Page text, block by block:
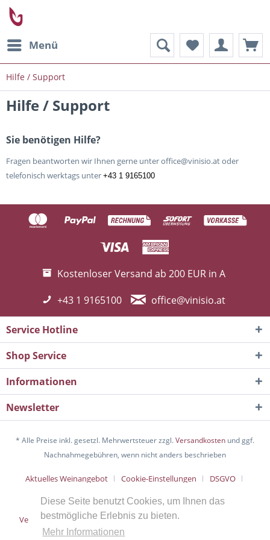
Diese Seite benutzt Cookies, um Ihnen das
bestmögliche Erlebnis zu bieten.
Mehr Informationen
Menü
Hilfe / Support
Hilfe / Support
Sie benötigen Hilfe?
Fragen beantworten wir Ihnen gerne unter office@vinisio.at oder
telefonisch werktags unter +43 1 9165100
Kostenloser Versand ab 200 EUR in A
+43 1 9165100
office@vinisio.at
Service Hotline
Shop Service
Informationen
Newsletter
* Alle Preise inkl. gesetzl. Mehrwertsteuer zzgl.Versandkosten und ggf.
Nachnahmegebühren, wenn nicht anders beschrieben
Aktuelles Weinangebot Cookie-Einstellungen
DSGVO
Über uns
Hilfe / Support
Kontakt
Versand und Zahlungsbedingungen
Widerrufsrecht